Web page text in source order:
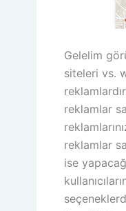
Gelelim
siteleri vs.
reklamlar
reklamlar
ise